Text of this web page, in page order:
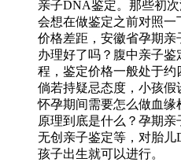
亲子DNA鉴定。那些初
会想在做鉴定之前对照
价格差距，安徽省孕期亲
办理好了吗？腹中亲子
程，鉴定价格一般处于
倘若持疑忌态度，小孩
怀孕期间需要怎么做血
原理到底是什么？孕期亲
无创亲子鉴定等，对胎儿
孩子出生就可以进行。